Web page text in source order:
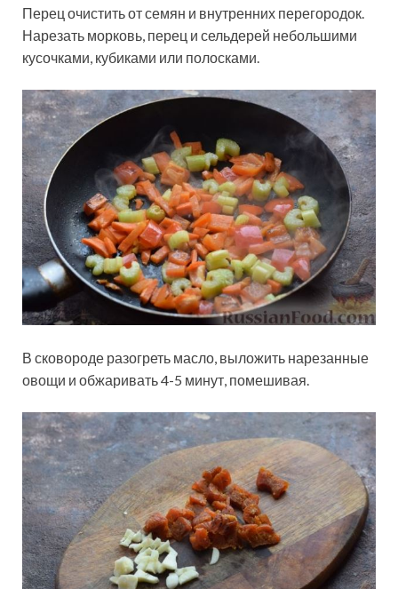
Перец очистить от семян и внутренних перегородок.
Нарезать морковь, перец и сельдерей небольшими
кусочками, кубиками или полосками.
В сковороде разогреть масло, выложить нарезанные
овощи и обжаривать 4-5 минут, помешивая.